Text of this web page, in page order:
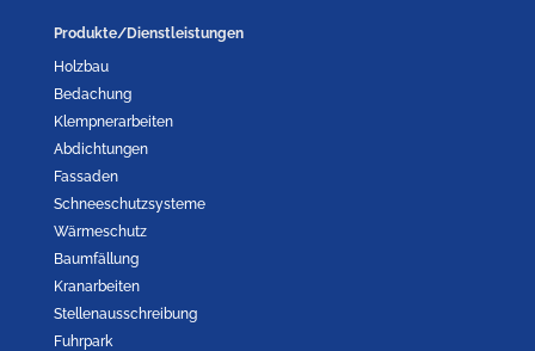
Produkte/Dienstleistungen
Holzbau
Bedachung
Klempnerarbeiten
Abdichtungen
Fassaden
Schneeschutzsysteme
Wärmeschutz
Baumfällung
Kranarbeiten
Stellenausschreibung
Fuhrpark